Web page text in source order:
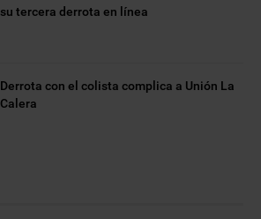
su tercera derrota en línea
Derrota con el colista complica a Unión La
Calera